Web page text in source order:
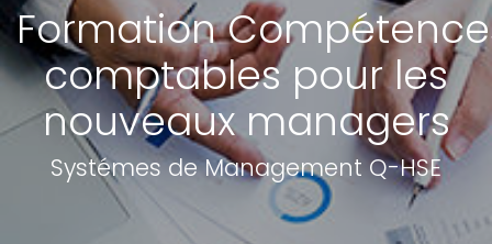
Formation
comptables pour les
nouveaux managers
Systémes de Management Q-HSE